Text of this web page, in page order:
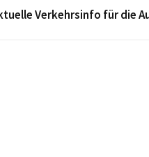
Verkehrsinfo für die